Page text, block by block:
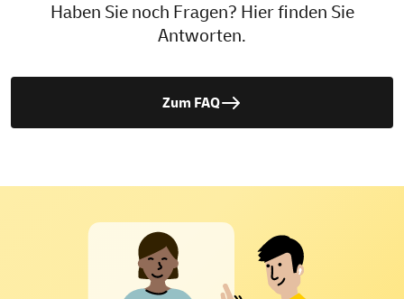
Haben Sie noch Fragen? Hier finden Sie
Antworten.
Zum FAQ